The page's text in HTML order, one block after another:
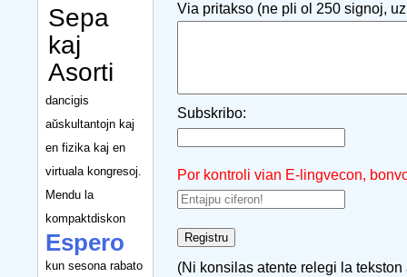
Sepa
kaj
Asorti
dancigis
aŭskultantojn kaj
en fizika kaj en
virtuala kongresoj.
Mendu la
kompaktdiskon
Espero
kun sesona rabato
Via pritakso (ne pli ol 250 signoj,
Subskribo:
Por kontroli vian E-lingvecon,
(Ni konsilas atente relegi la